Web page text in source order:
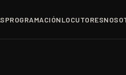
PROGRAMACIÓNLOCUTORES